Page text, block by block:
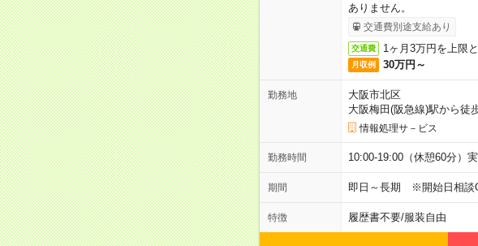
ありません。
交通費別途支給あり
交通費 1ヶ月3万円を上限
月収例 30万円～
勤務地
大阪市北区
大阪梅田(阪急線)駅から徒
情報処理サ－ビス
勤務時間 10:00-19:00（休憩60分）
期間 即日～長期 ※開始日相談
特徴 履歴書不要/服装自由